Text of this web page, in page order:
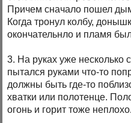
Причем сначало пошел
Когда тронул колбу,
окончательнло и пламя
3. На руках уже несколько
пытался руками что-то
должны быть где-то
хватки или полотенце.
огонь и горит тоже неплохо.